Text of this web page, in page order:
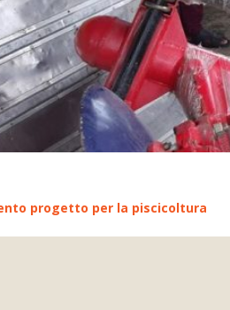
progetto per la piscicoltura